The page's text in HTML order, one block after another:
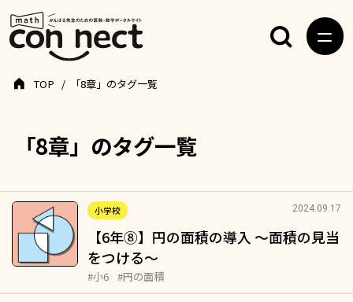
「8章」のタグ一覧
TOP 「8章」のタグ一覧
小学校 2024.09.17
【6年⑧】円の面積の導入 ～面積の見当
をつける～
#小6 #円の面積